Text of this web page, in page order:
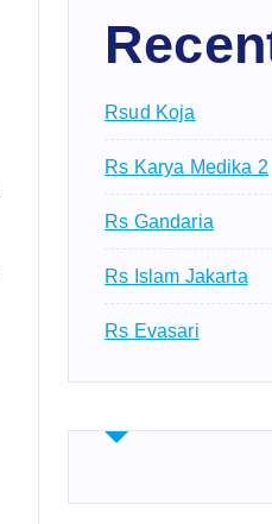
Rsud Koja
Rs Karya Medika 2
Rs Gandaria
Rs Islam Jakarta
Rs Evasari